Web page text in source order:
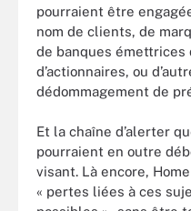
pourraient être
nom de clients, de
de banques émettrices
d’actionnaires, ou
dédommagement de
Et la chaîne d’alerter
pourraient en outre
visant. Là encore,
« pertes liées à ces